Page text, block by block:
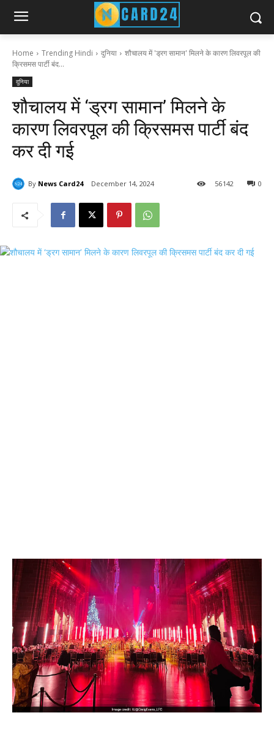
Home Trending Hindi दुनिया
शौचालय में 'ड्रग सामान' मिलने के कारण लिवरपूल की
क्रिसमस पार्टी बंद...
दुनिया
शौचालय में ‘ड्रग सामान’ मिलने के
कारण लिवरपूल की क्रिसमस पार्टी बंद
कर दी गई
By News Card24 December 14, 2024 0
56142